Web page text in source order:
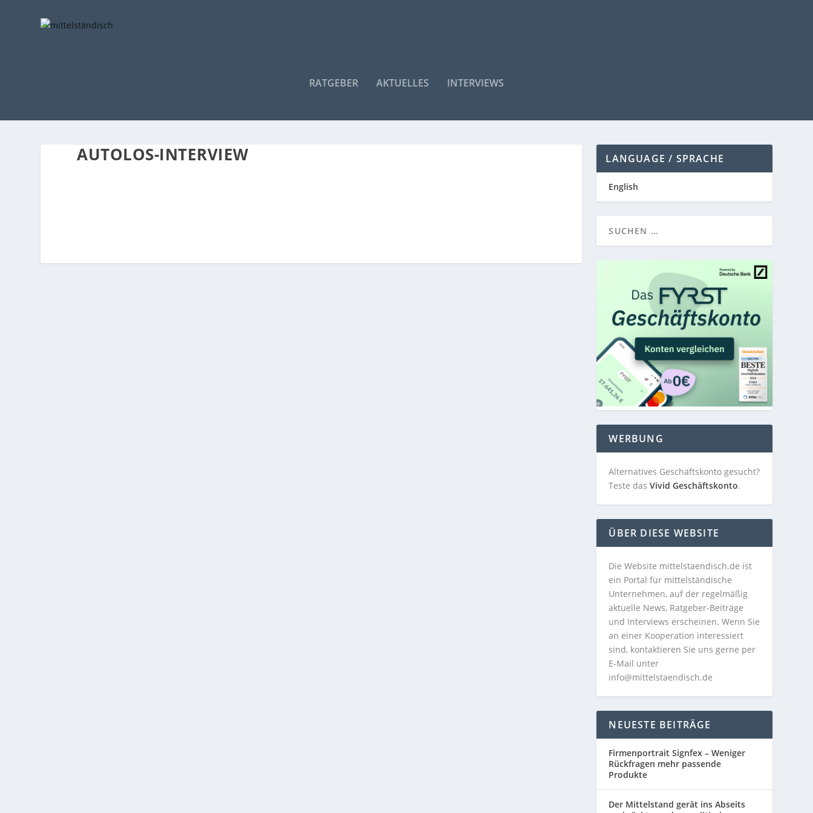
RATGEBER AKTUELLES INTERVIEWS
AUTOLOS-INTERVIEW LANGUAGE / SPRACHE
English
WERBUNG
Alternatives Geschäftskonto gesucht?
Teste dasVivid Geschäftskonto.
ÜBER DIESE WEBSITE
Die Website mittelstaendisch.de ist
ein Portal für mittelständische
Unternehmen, auf der regelmäßig
aktuelle News, Ratgeber-Beiträge
und Interviews erscheinen. Wenn Sie
an einer Kooperation interessiert
sind, kontaktieren Sie uns gerne per
E-Mail unter
info@mittelstaendisch.de
NEUESTE BEITRÄGE
Firmenportrait Signfex – Weniger
Rückfragen mehr passende
Produkte
Der Mittelstand gerät ins Abseits